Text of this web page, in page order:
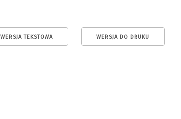
WERSJA TEKSTOWA WERSJA DO DRUKU